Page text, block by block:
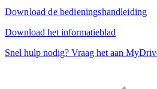
Download de bedieningshandleiding
Download het informatieblad
Snel hulp nodig? Vraag het aan